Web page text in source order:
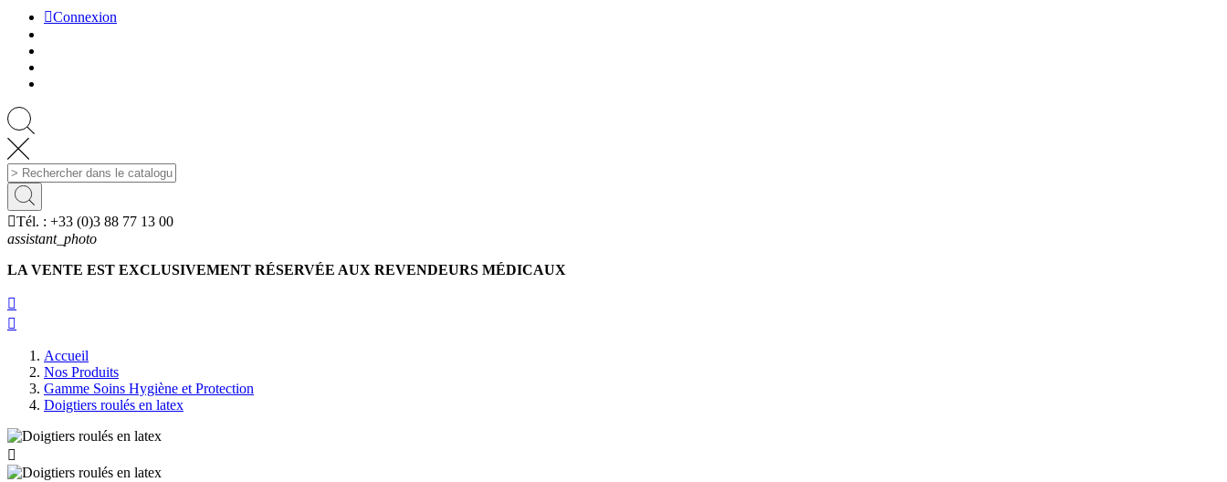
Connexion
Tél. : +33 (0)3 88 77 13 00
assistant_photo
LA VENTE EST EXCLUSIVEMENT RÉSERVÉE AUX REVENDEURS MÉDICAUX


Accueil
Nos Produits
Gamme Soins Hygiène et Protection
Doigtiers roulés en latex
